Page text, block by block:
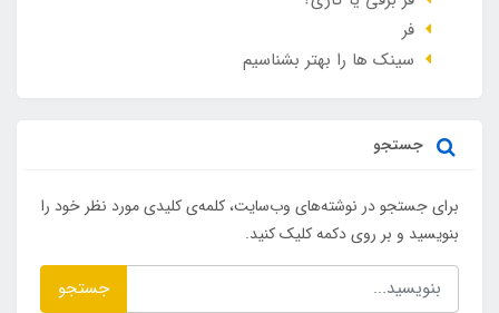
فر
سینک ها را بهتر بشناسیم
جستجو
برای جستجو در نوشته‌های وب‌سایت، کلمه‌ی کلیدی مورد نظر خود را
بنویسید و بر روی دکمه کلیک کنید.
جستجو